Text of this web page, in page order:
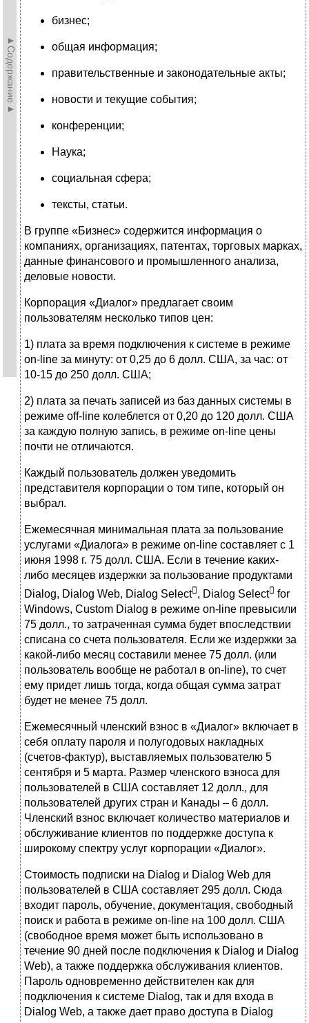
►Содержание►
бизнес;
общая информация;
правительственные и законодательные акты;
новости и текущие события;
конференции;
Наука;
социальная сфера;
тексты, статьи.
В группе «Бизнес» содержится информация о
компаниях, органи­зациях, патентах, торговых марках,
данные финансового и промыш­ленного анализа,
деловые новости.
Корпорация «Диалог» предлагает своим
пользователям несколько типов цен:
1) плата за время подключения к системе в режиме
on-line за минуту: от 0,25 до 6 долл. США, за час: от
10-15 до 250 долл. США;
2) плата за печать записей из баз данных системы в
режиме off-line колеблется от 0,20 до 120 долл. США
за каждую полную запись, в режиме on-line цены
почти не отличаются.
Каждый пользователь должен уведомить
представителя корпорации о том типе, который он
выбрал.
Ежемесячная минимальная плата за пользование
услугами «Диалога» в режиме on-line составляет с 1
июня 1998 г. 75 долл. США. Если в течение каких-
либо месяцев издержки за пользование продуктами
Dialog, Dialog Web, Dialog Select , Dialog Select for
Windows, Custom Dialog в режиме on-line превысили
75 долл., то затраченная сумма будет впоследствии
списана со счета пользователя. Если же издержки за
какой-либо месяц составили менее 75 долл. (или
пользователь во­обще не работал в on-line), то счет
ему придет лишь тогда, когда общая сумма затрат
будет не менее 75 долл.
Ежемесячный членский взнос в «Диалог» включает в
себя оплату пароля и полугодовых накладных
(счетов-фактур), выставляемых пользователю 5
сентября и 5 марта. Размер членского взноса для
пользователей в США составляет 12 долл., для
пользователей других стран и Канады – 6 долл.
Членский взнос включает количество мате­риалов и
обслуживание клиентов по поддержке доступа к
широкому спектру услуг корпорации «Диалог».
Стоимость подписки на Dialog и Dialog Web для
пользователей в США составляет 295 долл. Сюда
входит пароль, обучение, докумен­тация, свободный
поиск и работа в режиме on-line на 100 долл. США
(свободное время может быть использовано в
течение 90 дней после подключения к Dialog и Dialog
Web), а также поддержка обслуживания клиентов.
Пароль одновременно действителен как для
подключения к системе Dialog, так и для входа в
Dialog Web, а также дает право доступа в Dialog